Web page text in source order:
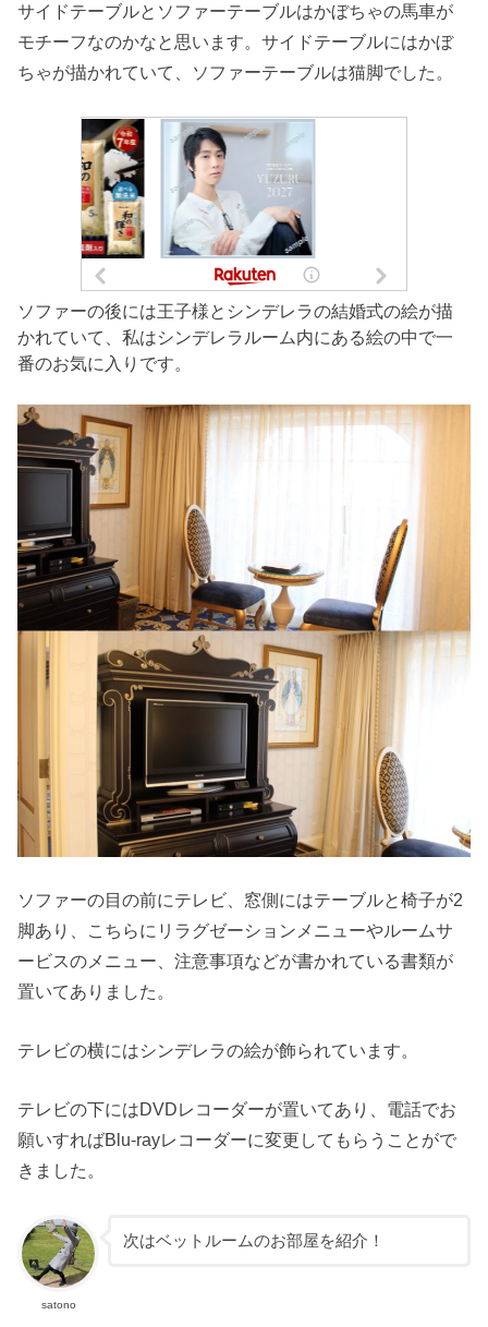
サイドテーブルとソファーテーブルはかぼちゃの馬車が
モチーフなのかなと思います。サイドテーブルにはかぼ
ちゃが描かれていて、ソファーテーブルは猫脚でした。
ソファーの後には王子様とシンデレラの結婚式の絵が描
かれていて、私はシンデレラルーム内にある絵の中で一
番のお気に入りです。
ソファーの目の前にテレビ、窓側にはテーブルと椅子が2
脚あり、こちらにリラグゼーションメニューやルームサ
ービスのメニュー、注意事項などが書かれている書類が
置いてありました。
テレビの横にはシンデレラの絵が飾られています。
テレビの下にはDVDレコーダーが置いてあり、電話でお
願いすればBlu-rayレコーダーに変更してもらうことがで
きました。
satono
次はベットルームのお部屋を紹介！